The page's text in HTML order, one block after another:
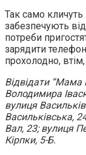
Так само кличуть
забезпечують
потреби
зарядити
прохолодно,
Відвідати
Володимира
вулиця
Васильківська,
Вал, 23; вулиця
Кірпки, 5-Б.